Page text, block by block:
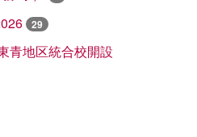
29
青地区統合校開設